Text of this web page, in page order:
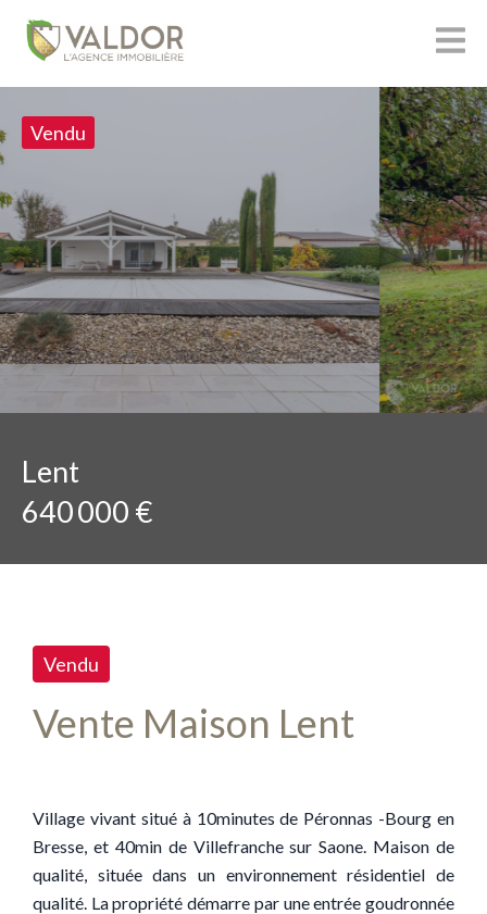
Vendu
Lent
640 000 €
Vendu
Vente Maison Lent
Village vivant situé à 10minutes de Péronnas -Bourg en
Bresse, et 40min de Villefranche sur Saone. Maison de
qualité, située dans un environnement résidentiel de
qualité. La propriété démarre par une entrée goudronnée